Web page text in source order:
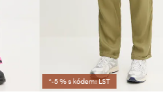
*-5 % s kódem: LST